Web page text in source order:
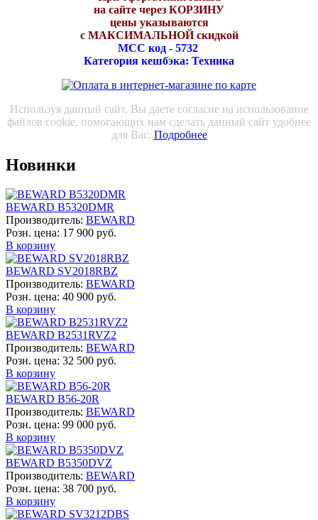
на сайте через КОРЗИНУ
цены указываются
с МАКСИМАЛЬНОЙ скидкой
МСС код - 5732
Категория кешбэка: Техника
Используя данный сайт, Вы даете согласие на использование
файлов cookie, помогающих нам сделать данный сайт удобнее
для Вас. Подробнее
Новинки
BEWARD B5320DMR
Производитель: BEWARD
Розн. цена: 17 900 руб.
В корзину
BEWARD SV2018RBZ
Производитель: BEWARD
Розн. цена: 40 900 руб.
В корзину
BEWARD B2531RVZ2
Производитель: BEWARD
Розн. цена: 32 500 руб.
В корзину
BEWARD B56-20R
Производитель: BEWARD
Розн. цена: 99 000 руб.
В корзину
BEWARD B5350DVZ
Производитель: BEWARD
Розн. цена: 38 700 руб.
В корзину